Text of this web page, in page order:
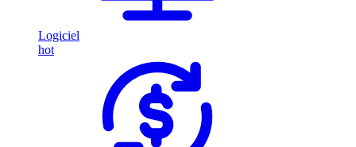
Logiciel
hot